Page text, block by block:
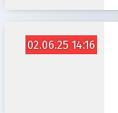
02.06.25 14:16